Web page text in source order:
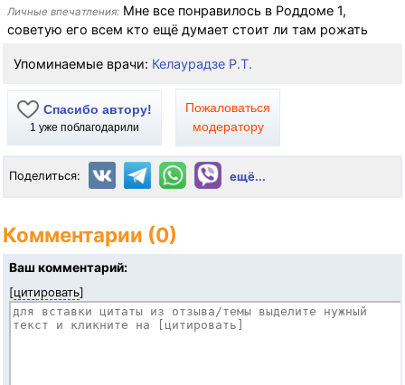
Личные впечатления: Мне все понравилось в Роддоме 1,
советую его всем кто ещё думает стоит ли там рожать
Упоминаемые врачи: Келаурадзе Р.Т.
Спасибо автору!
1 уже поблагодарили
Пожаловаться
модератору
Поделиться: ещё...
Комментарии (0)
Ваш комментарий:
[цитировать]